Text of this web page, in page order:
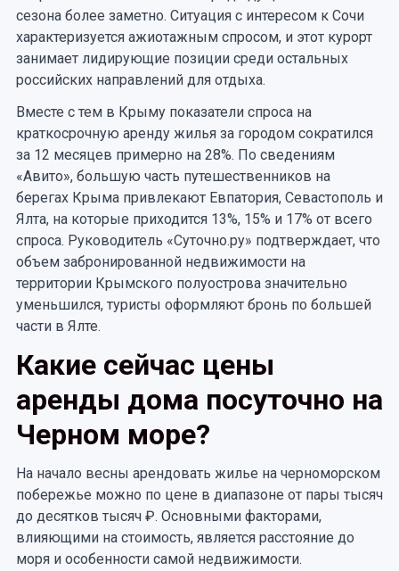
сезона более заметно. Ситуация с интересом к Сочи
характеризуется ажиотажным спросом, и этот курорт
занимает лидирующие позиции среди остальных
российских направлений для отдыха.
Вместе с тем в Крыму показатели спроса на
краткосрочную аренду жилья за городом сократился
за 12 месяцев примерно на 28%. По сведениям
«Авито», большую часть путешественников на
берегах Крыма привлекают Евпатория, Севастополь и
Ялта, на которые приходится 13%, 15% и 17% от всего
спроса. Руководитель «Суточно.ру» подтверждает, что
объем забронированной недвижимости на
территории Крымского полуострова значительно
уменьшился, туристы оформляют бронь по большей
части в Ялте.
Какие сейчас цены
аренды дома посуточно на
Черном море?
На начало весны арендовать жилье на черноморском
побережье можно по цене в диапазоне от пары тысяч
до десятков тысяч ₽. Основными факторами,
влияющими на стоимость, является расстояние до
моря и особенности самой недвижимости.